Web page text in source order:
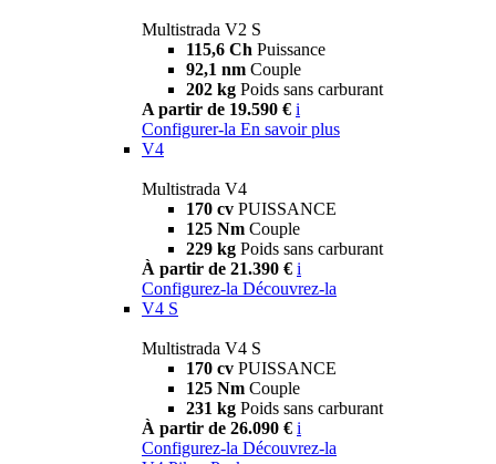
Multistrada V2 S
115,6 Ch Puissance
92,1 nm Couple
202 kg Poids sans carburant
A partir de 19.590 € i
Configurer-la En savoir plus
V4
Multistrada V4
170 cv PUISSANCE
125 Nm Couple
229 kg Poids sans carburant
À partir de 21.390 € i
Configurez-la Découvrez-la
V4 S
Multistrada V4 S
170 cv PUISSANCE
125 Nm Couple
231 kg Poids sans carburant
À partir de 26.090 € i
Configurez-la Découvrez-la